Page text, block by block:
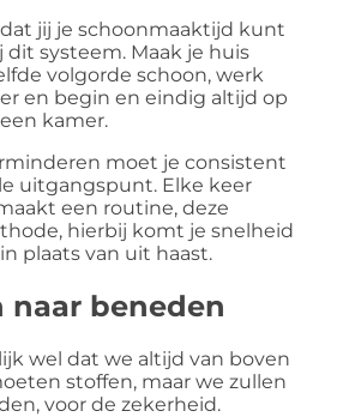
jij je schoonmaaktijd kunt
dit systeem. Maak je huis
volgorde schoon, werk
en begin en eindig altijd op
kamer.
moet je consistent
uitgangspunt. Elke keer
een routine, deze
hierbij komt je snelheid
plaats van uit haast.
naar beneden
wel dat we altijd van boven
stoffen, maar we zullen
voor de zekerheid.